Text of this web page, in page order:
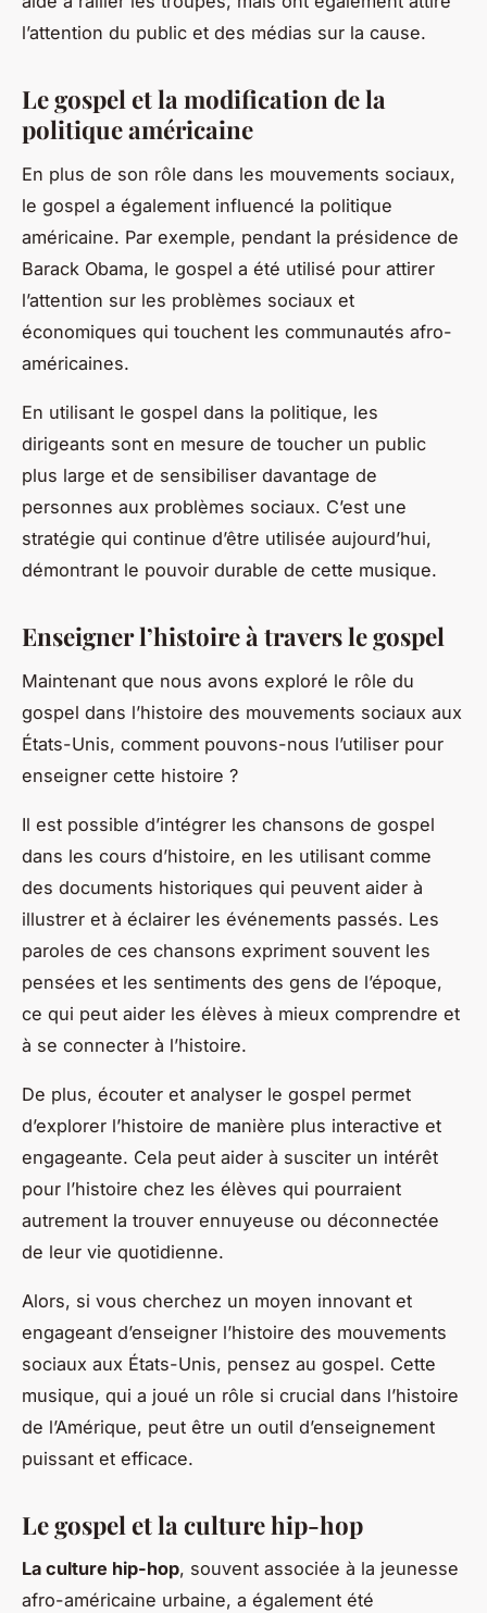
l’attention du public et des médias sur la cause.
Le gospel et la modification de la
politique américaine
En plus de son rôle dans les mouvements sociaux,
le gospel a également influencé la politique
américaine. Par exemple, pendant la présidence de
Barack Obama, le gospel a été utilisé pour attirer
l’attention sur les problèmes sociaux et
économiques qui touchent les communautés afro-
américaines.
En utilisant le gospel dans la politique, les
dirigeants sont en mesure de toucher un public
plus large et de sensibiliser davantage de
personnes aux problèmes sociaux. C’est une
stratégie qui continue d’être utilisée aujourd’hui,
démontrant le pouvoir durable de cette musique.
Enseigner l’histoire à travers le gospel
Maintenant que nous avons exploré le rôle du
gospel dans l’histoire des mouvements sociaux aux
États-Unis, comment pouvons-nous l’utiliser pour
enseigner cette histoire ?
Il est possible d’intégrer les chansons de gospel
dans les cours d’histoire, en les utilisant comme
des documents historiques qui peuvent aider à
illustrer et à éclairer les événements passés. Les
paroles de ces chansons expriment souvent les
pensées et les sentiments des gens de l’époque,
ce qui peut aider les élèves à mieux comprendre et
à se connecter à l’histoire.
De plus, écouter et analyser le gospel permet
d’explorer l’histoire de manière plus interactive et
engageante. Cela peut aider à susciter un intérêt
pour l’histoire chez les élèves qui pourraient
autrement la trouver ennuyeuse ou déconnectée
de leur vie quotidienne.
Alors, si vous cherchez un moyen innovant et
engageant d’enseigner l’histoire des mouvements
sociaux aux États-Unis, pensez au gospel. Cette
musique, qui a joué un rôle si crucial dans l’histoire
de l’Amérique, peut être un outil d’enseignement
puissant et efficace.
Le gospel et la culture hip-hop
La culture hip-hop, souvent associée à la jeunesse
afro-américaine urbaine, a également été